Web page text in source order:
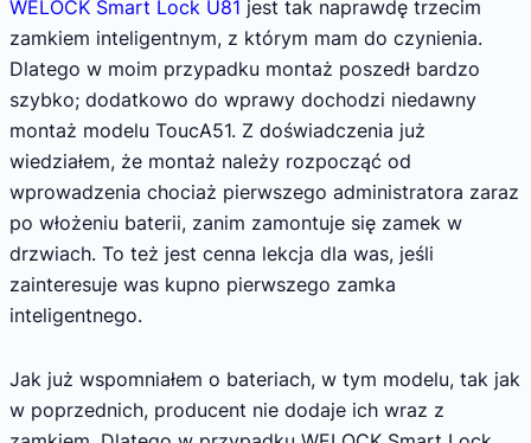
WELOCK Smart Lock U81 jest tak naprawdę trzecim
zamkiem inteligentnym, z którym mam do czynienia.
Dlatego w moim przypadku montaż poszedł bardzo
szybko; dodatkowo do wprawy dochodzi niedawny
montaż modelu ToucA51. Z doświadczenia już
wiedziałem, że montaż należy rozpocząć od
wprowadzenia chociaż pierwszego administratora zaraz
po włożeniu baterii, zanim zamontuje się zamek w
drzwiach. To też jest cenna lekcja dla was, jeśli
zainteresuje was kupno pierwszego zamka
inteligentnego.
Jak już wspomniałem o bateriach, w tym modelu, tak jak
w poprzednich, producent nie dodaje ich wraz z